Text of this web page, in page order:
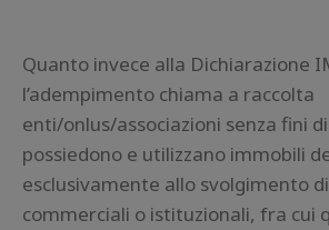
Quanto invece alla Dichiarazione
l’adempimento chiama a raccolta
enti/onlus/associazioni senza fini
possiedono e utilizzano immobili
esclusivamente allo svolgimento
commerciali o istituzionali, fra cui